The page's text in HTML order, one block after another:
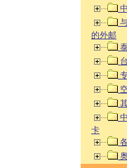
的外邮
卡